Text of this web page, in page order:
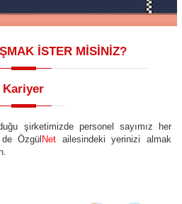
İSTER MİSİNİZ?
Kariyer
şirketimizde personel sayımız her
Özgül Net ailesindeki yerinizi almak